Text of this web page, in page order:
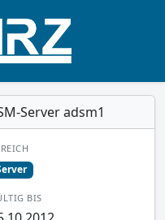
Server adsm1
BIS